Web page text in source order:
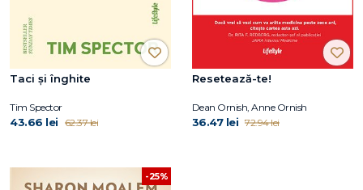
Taci și înghite
Tim Spector
43.66 lei 62.37 lei
Resetează-te!
Dean Ornish, Anne Ornish
36.47 lei 72.94 lei
-25%